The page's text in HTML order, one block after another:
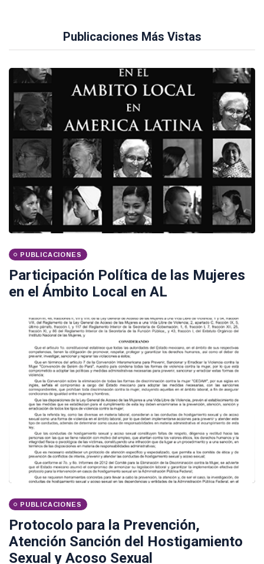
Publicaciones Más Vistas
PUBLICACIONES
Participación Política de las Mujeres
en el Ámbito Local en AL
PUBLICACIONES
Protocolo para la Prevención,
Atención Sanción del Hostigamiento
Sexual y Acoso Sexual